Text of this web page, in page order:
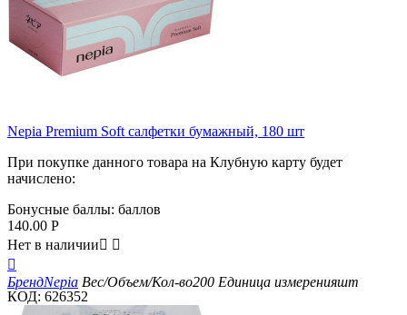
Nepia Premium Soft салфетки бумажный, 180 шт
При покупке данного товара на Клубную карту будет
начислено:
Бонусные баллы: баллов
140.00 Р
Нет в наличии 

БрендNepia Вес/Объем/Кол-во200 Единица измеренияшт
КОД: 626352